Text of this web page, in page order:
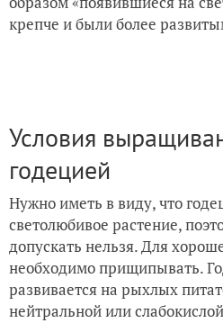
крепче и были более
Условия
годецией
Нужно иметь в виду, что
светолюбивое растение,
допускать нельзя. Для
необходимо прищипывать.
развивается на рыхлых
нейтральной или